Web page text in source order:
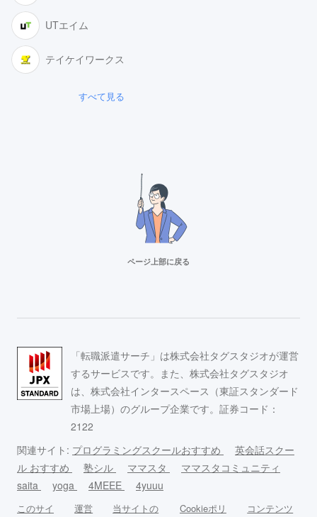
UTエイム
テイケイワークス
すべて見る
ページ上部に戻る
このサイ 運営 当サイトの Cookieポリ コンテンツ
「転職派遣サーチ」は株式会社タグスタジオが運営
するサービスです。また、株式会社タグスタジオ
は、株式会社インタースペース（東証スタンダード
市場上場）のグループ企業です。証券コード：
2122
関連サイト: プログラミングスクールおすすめ
英会話スクー
ル おすすめ
塾シル ママスタ
ママスタコミュニティ
saita
yoga 4MEEE 4yuuu